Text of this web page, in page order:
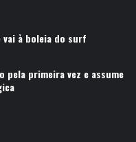
vai à boleia do surf
pela primeira vez e assume